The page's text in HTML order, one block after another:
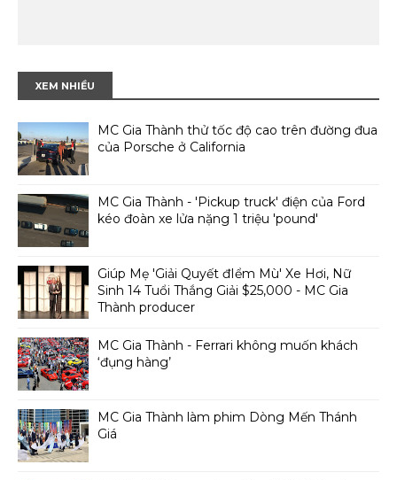
XEM NHIỀU
MC Gia Thành thử tốc độ cao trên đường đua
của Porsche ở California
MC Gia Thành - 'Pickup truck' điện của Ford
kéo đoàn xe lửa nặng 1 triệu 'pound'
Giúp Mẹ 'Giải Quyết đIểm Mù' Xe Hơi, Nữ
Sinh 14 Tuổi Thắng Giải $25,000 - MC Gia
Thành producer
MC Gia Thành - Ferrari không muốn khách
‘đụng hàng’
MC Gia Thành làm phim Dòng Mến Thánh
Giá